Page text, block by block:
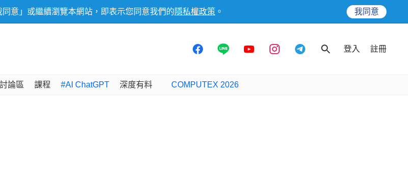
意」或繼續瀏覽本網站，即表示您同意我們的 隱私權政策 。 我同意
登入 註冊
討論區 課程 #AI ChatGPT 深度有料 COMPUTEX 2026